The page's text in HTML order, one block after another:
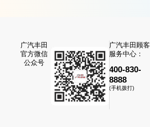
广汽丰田
官方微信
公众号
广汽丰田顾客
服务中心：
400-830-
8888
(手机拨打)